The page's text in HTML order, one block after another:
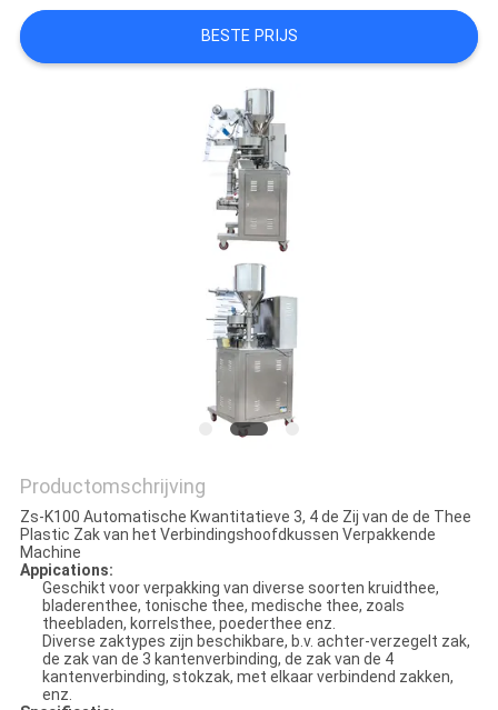
OFFERTE
BESTE PRIJS
Productomschrijving
Zs-K100 Automatische Kwantitatieve 3, 4 de Zij van de de Thee
Plastic Zak van het Verbindingshoofdkussen Verpakkende
Machine
Appications:
Geschikt voor verpakking van diverse soorten kruidthee,
bladerenthee, tonische thee, medische thee, zoals
theebladen, korrelsthee, poederthee enz.
Diverse zaktypes zijn beschikbare, b.v. achter-verzegelt zak,
de zak van de 3 kantenverbinding, de zak van de 4
kantenverbinding, stokzak, met elkaar verbindend zakken,
enz.